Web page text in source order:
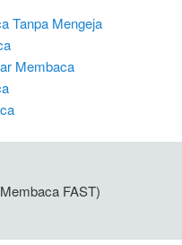
Tanpa Mengeja
Membaca
FAST)